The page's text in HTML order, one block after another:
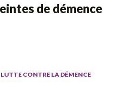
de démence
CONTRE LA DÉMENCE